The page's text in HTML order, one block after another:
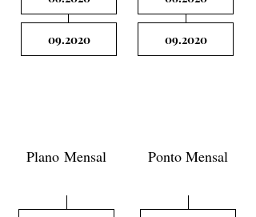
09.2020 09.2020
Plano Mensal Ponto Mensal